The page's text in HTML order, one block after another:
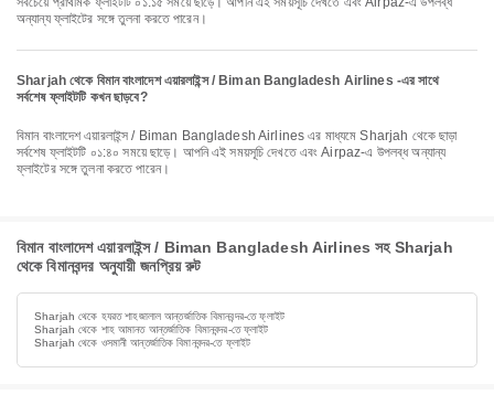
অন্যান্য ফ্লাইটের সঙ্গে তুলনা করতে পারেন।
Sharjah থেকে বিমান বাংলাদেশ এয়ারলাইন্স / Biman Bangladesh Airlines -এর সাথে
সর্বশেষ ফ্লাইটটি কখন ছাড়বে?
বিমান বাংলাদেশ এয়ারলাইন্স / Biman Bangladesh Airlines এর মাধ্যমে Sharjah থেকে ছাড়া
সর্বশেষ ফ্লাইটটি ০১:৪০ সময়ে ছাড়ে। আপনি এই সময়সূচি দেখতে এবং Airpaz-এ উপলব্ধ অন্যান্য
ফ্লাইটের সঙ্গে তুলনা করতে পারেন।
বিমান বাংলাদেশ এয়ারলাইন্স / Biman Bangladesh Airlines সহ Sharjah
থেকে বিমানবন্দর অনুযায়ী জনপ্রিয় রুট
Sharjah থেকে হযরত শাহজালাল আন্তর্জাতিক বিমানবন্দর-তে ফ্লাইট
Sharjah থেকে শাহ আমানত আন্তর্জাতিক বিমানবন্দর-তে ফ্লাইট
Sharjah থেকে ওসমানী আন্তর্জাতিক বিমানবন্দর-তে ফ্লাইট